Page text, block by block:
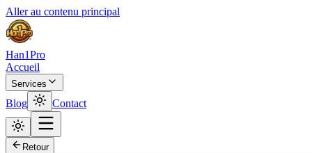
Aller au contenu principal
Han1Pro
Accueil
Services
Blog Contact
Retour